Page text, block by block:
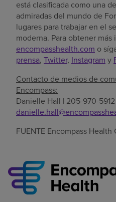
está clasificada como una
admiradas del mundo de
lugares para trabajar en el
moderna. Para obtener
encompasshealth.com o
prensa, Twitter, Instagram y
Contacto de medios de
Encompass:
Danielle Hall | 205-970-5912
FUENTE Encompass Health